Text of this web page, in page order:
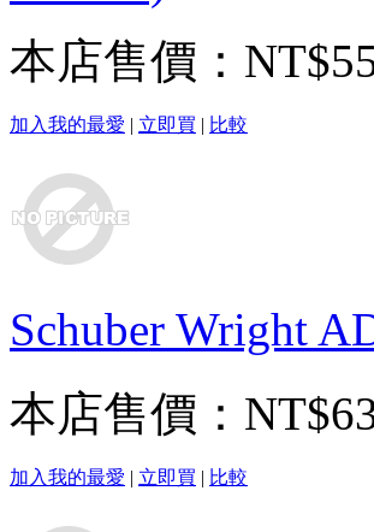
本店售價：
加入我的最愛 | 立即買 | 比較
Schuber Wright
本店售價：
加入我的最愛 | 立即買 | 比較